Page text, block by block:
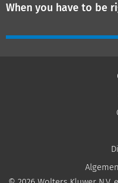
When you have to be